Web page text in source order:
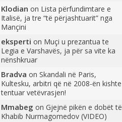
Klodian on Lista përfundimtare e
Italisë, ja tre “të përjashtuarit” nga
Mançini
eksperti on Muçi u prezantua te
Legia e Varshavës, ja për sa vite ka
nënshkruar
Bradva on Skandali në Paris,
Kultesku, arbitri që në 2008-ën kishte
tentuar vetëvrasjen!
Mmabeg on Gjejnë pikën e dobët të
Khabib Nurmagomedov (VIDEO)